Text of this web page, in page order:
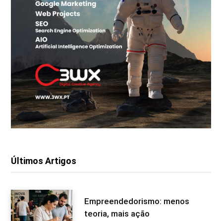
Últimos Artigos
Empreendedorismo: menos
teoria, mais ação